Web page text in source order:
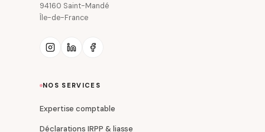
94160 Saint-Mandé
Île-de-France
NOS SERVICES
Expertise comptable
Déclarations IRPP & liasse